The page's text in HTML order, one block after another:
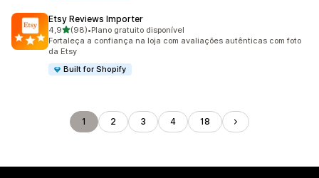
Etsy Reviews Importer
4,9de 5 estrelas
(98)
98 avaliações ao todo
•Plano gratuito disponível
Fortaleça a confiança na loja com avaliações autênticas com foto
da Etsy
Built for Shopify
1 2 3 4 18